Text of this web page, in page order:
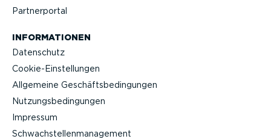
Partner­portal
INFOR­MA­TIONEN
Datenschutz
Cookie-Ein­stel­lungen
Allgemeine Geschäfts­be­din­gungen
Nutzungs­be­din­gungen
Impressum
Schwach­stel­len­ma­nagement